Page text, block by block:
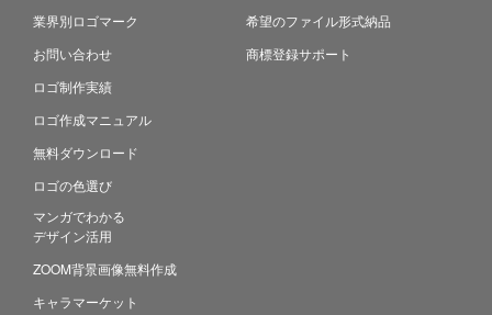
業界別ロゴマーク
お問い合わせ
ロゴ制作実績
ロゴ作成マニュアル
無料ダウンロード
ロゴの色選び
マンガでわかる
デザイン活用
ZOOM背景画像無料作成
キャラマーケット
希望のファイル形式納品
商標登録サポート